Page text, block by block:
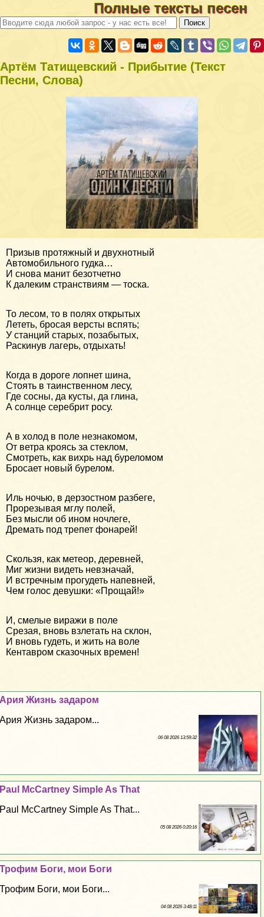
Полные тексты песен
Артём Татищевский - Прибытие (Текст
Песни, Слова)
Призыв протяжный и двухнотный
Автомобильного гудка…
И снова манит безотчетно
К далеким странствиям — тоска.
То лесом, то в полях открытых
Лететь, бросая версты вспять;
У станций старых, позабытых,
Раскинув лагерь, отдыхать!
Когда в дороге лопнет шина,
Стоять в таинственном лесу,
Где сосны, да кусты, да глина,
А солнце серебрит росу.
А в холод в поле незнакомом,
От ветра кроясь за стеклом,
Смотреть, как вихрь над буреломом
Бросает новый бурелом.
Иль ночью, в дерзостном разбеге,
Прорезывая мглу полей,
Без мысли об ином ночлеге,
Дремать под трепет фонарей!
Скользя, как метеор, деревней,
Миг жизни видеть невзначай,
И встречным прогудеть напевней,
Чем голос девушки: «Прощай!»
И, смелые виражи в поле
Срезая, вновь взлетать на склон,
И вновь гудеть, и жить на воле
Кентавром сказочных времен!
Ария Жизнь задаром
Ария Жизнь задаром...
06 08 2026 13:59:32
Paul McCartney Simple As That
Paul McCartney Simple As That...
05 08 2026 0:20:16
Трофим Боги, мои Боги
Трофим Боги, мои Боги...
04 08 2026 3:48:11